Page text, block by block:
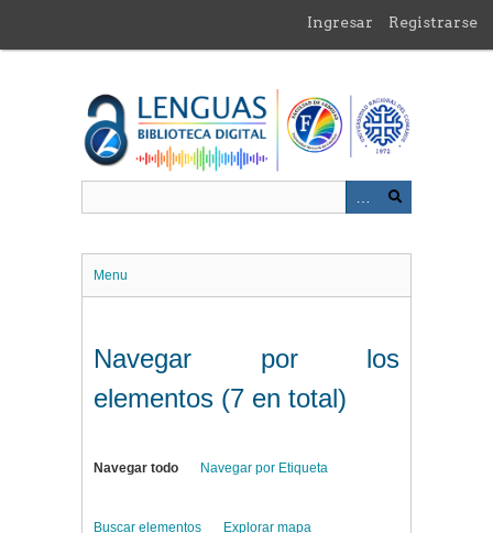
contenido
Ingresar Registrarse
Menu
Navegar por los
elementos (7 en total)
Navegar todo Navegar por Etiqueta
Buscar elementos Explorar mapa